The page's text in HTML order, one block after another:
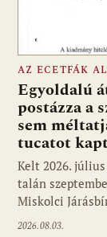
AZ ECETFÁK
Egyoldalú
postázza a
sem
tucatot
Kelt 2026.
talán
Miskolci
2026.08.03.